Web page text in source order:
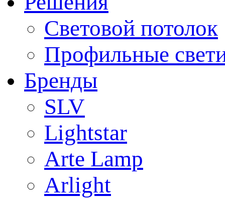
Световой потолок
Профильные
Бренды
SLV
Lightstar
Arte Lamp
Arlight